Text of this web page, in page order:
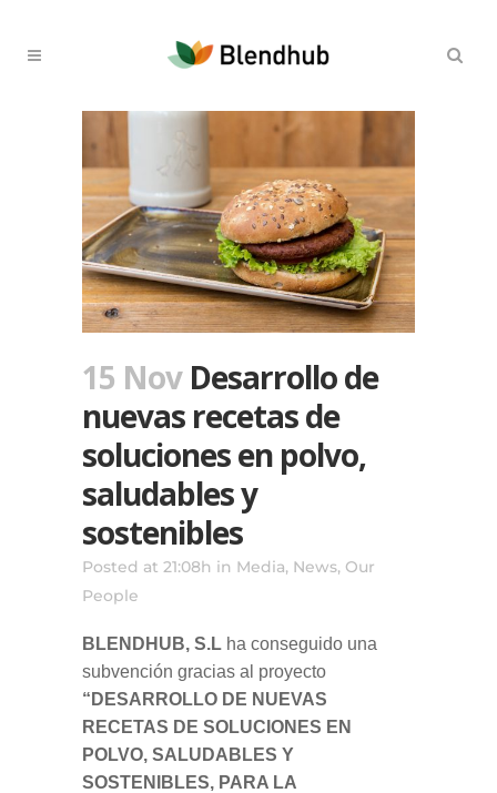
15 NovDesarrollo de
nuevas recetas de
soluciones en polvo,
saludables y
sostenibles
Posted at 21:08h in Media, News, Our
People
BLENDHUB, S.L ha conseguido una
subvención gracias al proyecto
“DESARROLLO DE NUEVAS
RECETAS DE SOLUCIONES EN
POLVO, SALUDABLES Y
SOSTENIBLES, PARA LA